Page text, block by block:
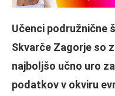
Učenci podružnične
Skvarče Zagorje so
najboljšo učno uro
podatkov v okviru